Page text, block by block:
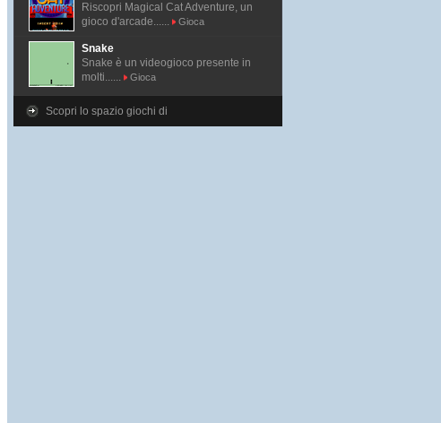
Riscopri Magical Cat Adventure, un
gioco d'arcade......
Gioca
Snake
Snake è un videogioco presente in
molti......
Gioca
Scopri lo spazio giochi di